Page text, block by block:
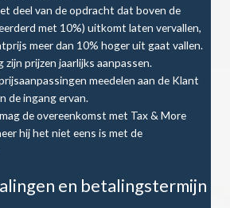
deel van de opdracht dat boven de
met 10%) uitkomt laten vervallen,
meer dan 10% hoger uit gaat vallen.
zijn prijzen jaarlijks aanpassen.
meedelen aan de Klant
de ingang ervan.
de overeenkomst met Tax & More
hij het niet eens is met de
en betalingstermijn